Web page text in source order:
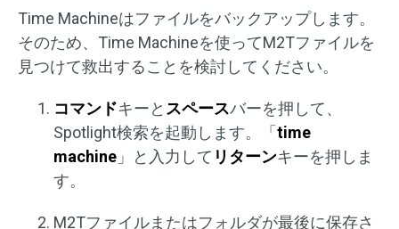
Time Machineはファイルをバックアップします。
そのため、Time Machineを使ってM2Tファイルを
見つけて救出することを検討してください。
コマンドキーと スペースバーを押して、
Spotlight検索を起動します。「time
machine 」と入力して リターンキーを押しま
す。
M2Tファイルまたはフォルダが最後に保存さ